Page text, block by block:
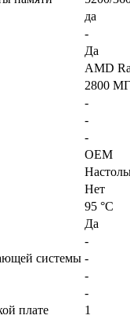
да
-
Да
AMD
2800
-
-
-
OEM
Нет
95 °C
Да
-
системы -
-
-
плате
1